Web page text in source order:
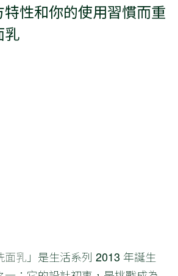
性和你的使用習慣而重
乳
面乳 」是生活系列 2013 年誕生